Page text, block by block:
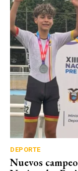
DEPORTE
Nuevos